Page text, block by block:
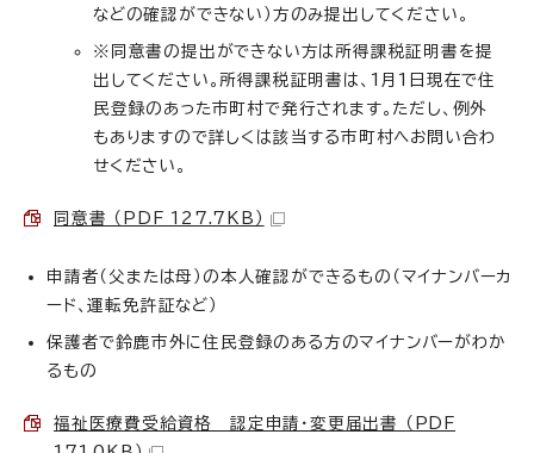
などの確認ができない）方のみ提出してください。
※同意書の提出ができない方は所得課税証明書を提
出してください。所得課税証明書は、1月1日現在で住
民登録のあった市町村で発行されます。ただし、例外
もありますので詳しくは該当する市町村へお問い合わ
せください。
同意書 （PDF 127.7KB）
申請者（父または母）の本人確認ができるもの（マイナンバーカ
ード、運転免許証など）
保護者で鈴鹿市外に住民登録のある方のマイナンバーがわか
るもの
福祉医療費受給資格 認定申請・変更届出書 （PDF